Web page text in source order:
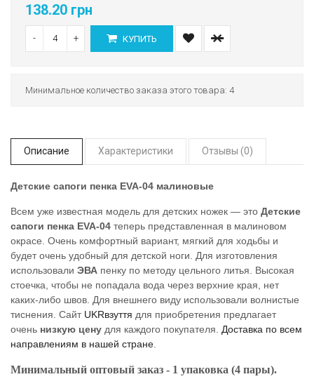
138.20 грн
- + КУПИТЬ
Минимальное количество заказа этого товара: 4
Описание Характеристики Отзывы (0)
Детские сапоги пенка EVA-04 малиновые
Всем уже известная модель для детских ножек — это Детские
сапоги пенка EVA-04 теперь представленная в малиновом
окрасе. Очень комфортный вариант, мягкий для ходьбы и
будет очень удобный для детской ноги. Для изготовления
использовали ЭВА пенку по методу цельного литья. Высокая
стоечка, чтобы не попадала вода через верхние края, нет
каких-либо швов. Для внешнего виду использовали волнистые
тиснения. Сайт UKRвзуття для приобретения предлагает
очень низкую цену для каждого покупателя. Доставка по всем
направлениям в нашей стране
Минимальный оптовый заказ - 1 упаковка (4 пары).